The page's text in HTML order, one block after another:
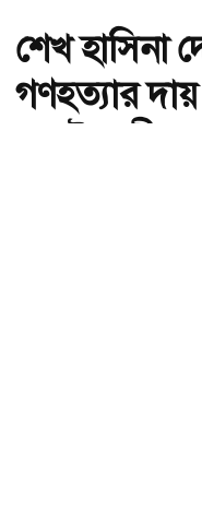
শেখ হাসিনা
গণহত্যার